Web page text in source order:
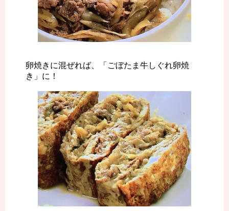
卵焼きに混ぜれば、「ごぼたま牛しぐれ卵焼
き」に！